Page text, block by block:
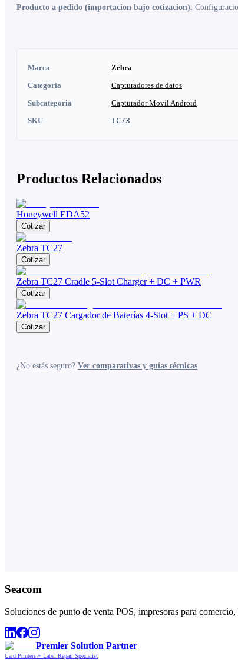
Producto a pedido (importacion bajo cotizacion).
Marca
Zebra
Categoria
Capturadores de datos
Subcategoria
Capturador Movil Android
SKU
TC73
Productos Relacionados
Honeywell EDA52
Cotizar
Zebra TC27
Cotizar
Zebra TC27 Cradle 5-Slot Charger + DC + PWR
Cotizar
Zebra TC27 Cargador de Baterías 4-Slot + PS + DC
Cotizar
¿No estás seguro? Ver comparativas y guías técnicas
Seacom
Soluciones de punto de venta POS, impresoras para
Premier Solution Partner
Card Printers + Label Repair Specialist